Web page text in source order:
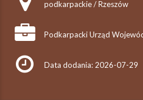
podkarpackie / Rzeszów
Podkarpacki Urząd
Data dodania: 2026-07-29